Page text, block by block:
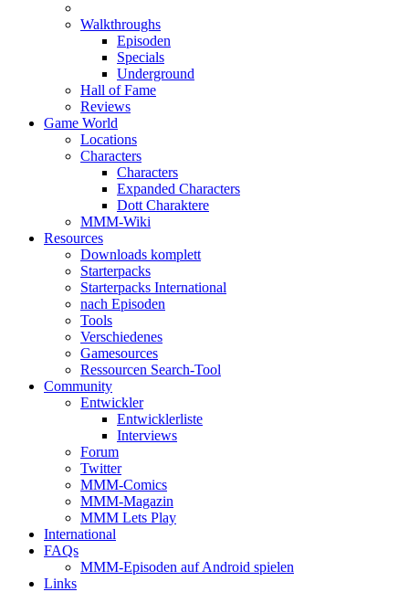
Walkthroughs
Episoden
Specials
Underground
Hall of Fame
Reviews
Game World
Locations
Characters
Characters
Expanded Characters
Dott Charaktere
MMM-Wiki
Resources
Downloads komplett
Starterpacks
Starterpacks International
nach Episoden
Tools
Verschiedenes
Gamesources
Ressourcen Search-Tool
Community
Entwickler
Entwicklerliste
Interviews
Forum
Twitter
MMM-Comics
MMM-Magazin
MMM Lets Play
International
FAQs
MMM-Episoden auf Android spielen
Links